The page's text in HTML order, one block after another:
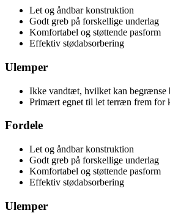
Let og åndbar konstruktion
Godt greb på forskellige underlag
Komfortabel og støttende pasform
Effektiv stødabsorbering
Ulemper
Ikke vandtæt, hvilket kan begrænse
Primært egnet til let terræn frem for
Fordele
Let og åndbar konstruktion
Godt greb på forskellige underlag
Komfortabel og støttende pasform
Effektiv stødabsorbering
Ulemper